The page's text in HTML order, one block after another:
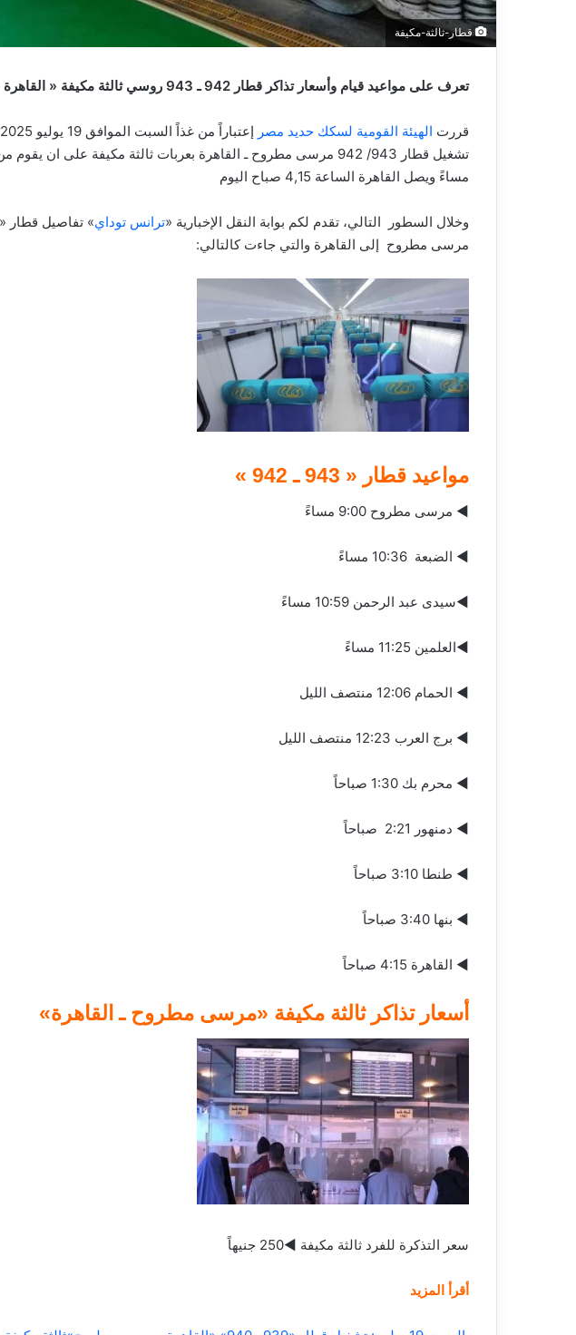
قطار-ثالثة-مكيفة
تعرف على مواعيد قيام وأسعار تذاكر قطار 942 ـ 943 روسي ثالثة مكيفة « القاهرة – مرسى مطروح »
قررت الهيئة القومية لسكك حديد مصر
مساءً ويصل القاهرة الساعة 4,15 صباح اليوم
وخلال السطور التالي، تقدم لكم بوابة النقل الإخبارية «ترانس توداي
مرسى مطروح إلى القاهرة والتي جاءت كالتالي:
مواعيد قطار « 943 ـ 942 »
◄ مرسى مطروح 9:00 مساءً
◄ الضبعة 10:36 مساءً
◄سيدى عبد الرحمن 10:59 مساءً
◄العلمين 11:25 مساءً
◄ الحمام 12:06 منتصف الليل
◄ برج العرب 12:23 منتصف الليل
◄ محرم بك 1:30 صباحاً
◄ دمنهور 2:21 صباحاً
◄ طنطا 3:10 صباحاً
◄ بنها 3:40 صباحاً
◄ القاهرة 4:15 صباحاً
أسعار تذاكر ثالثة مكيفة «مرسى مطروح ـ القاهرة»
سعر التذكرة للفرد ثالثة مكيفة ◄250 جنيهاً
أقرأ المزيد